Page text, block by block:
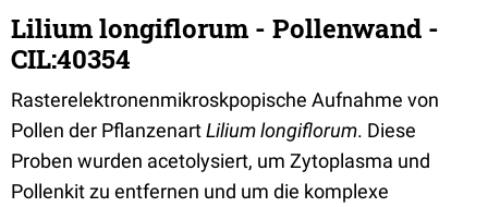
Lilium longiflorum - Pollenwand -
CIL:40354
Rasterelektronenmikroskpopische Aufnahme von
Pollen der PflanzenartLilium longiflorum. Diese
Proben wurden acetolysiert, um Zytoplasma und
Pollenkit zu entfernen und um die komplexe